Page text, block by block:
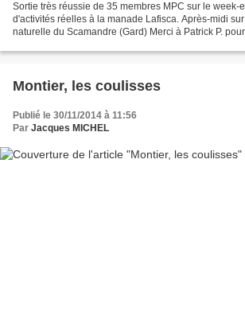
Sortie très réussie de 35 membres MPC sur le week-
d'activités réelles à la manade Lafisca. Après-midi
naturelle du Scamandre (Gard) Merci à Patrick P.
Montier, les coulisses
Publié le 30/11/2014 à 11:56
Par Jacques MICHEL